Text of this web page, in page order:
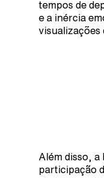
tempos de
e a inércia
visualizações
Além disso, a
participação